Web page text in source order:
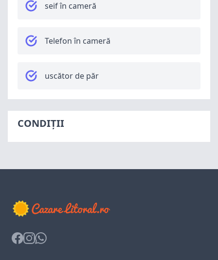
seif în cameră
Telefon în cameră
uscător de păr
CONDIȚII
Facebook
Instagram
Whatsapp